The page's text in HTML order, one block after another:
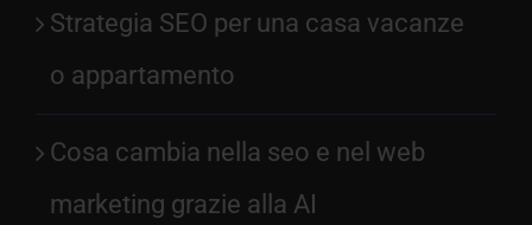
Strategia SEO per una casa vacanze
o appartamento
Cosa cambia nella seo e nel web
marketing grazie alla AI